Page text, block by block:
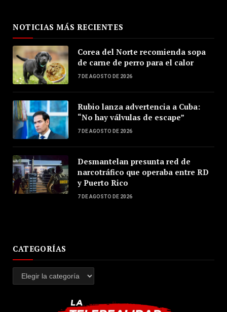
NOTICIAS MÁS RECIENTES
Corea del Norte recomienda sopa
de carne de perro para el calor
7 DE AGOSTO DE 2026
Rubio lanza advertencia a Cuba:
“No hay válvulas de escape”
7 DE AGOSTO DE 2026
Desmantelan presunta red de
narcotráfico que operaba entre RD
y Puerto Rico
7 DE AGOSTO DE 2026
CATEGORÍAS
Categorías